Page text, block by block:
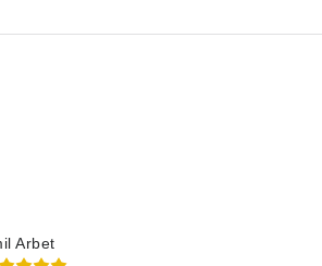
Arbet